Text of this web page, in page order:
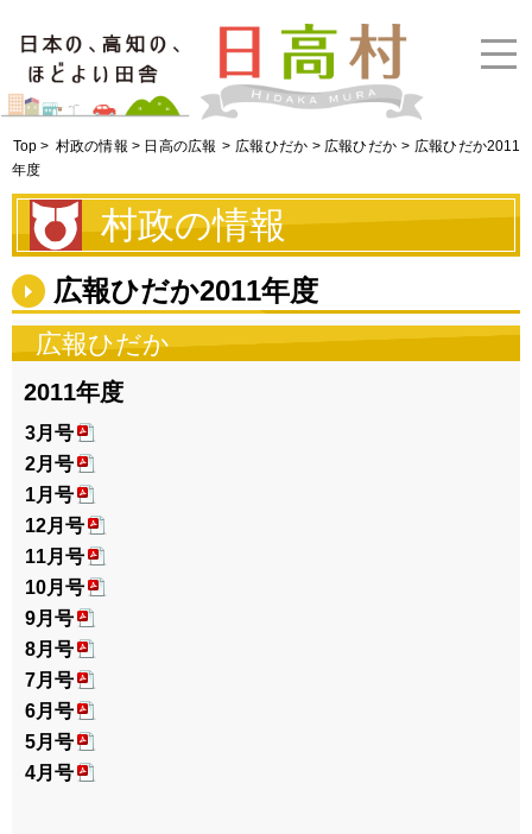
Top > 村政の情報 > 日高の広報 > 広報ひだか > 広報ひだか > 広報ひだか2011
年度
村政の情報
広報ひだか2011年度
広報ひだか
2011年度
3月号
2月号
1月号
12月号
11月号
10月号
9月号
8月号
7月号
6月号
5月号
4月号